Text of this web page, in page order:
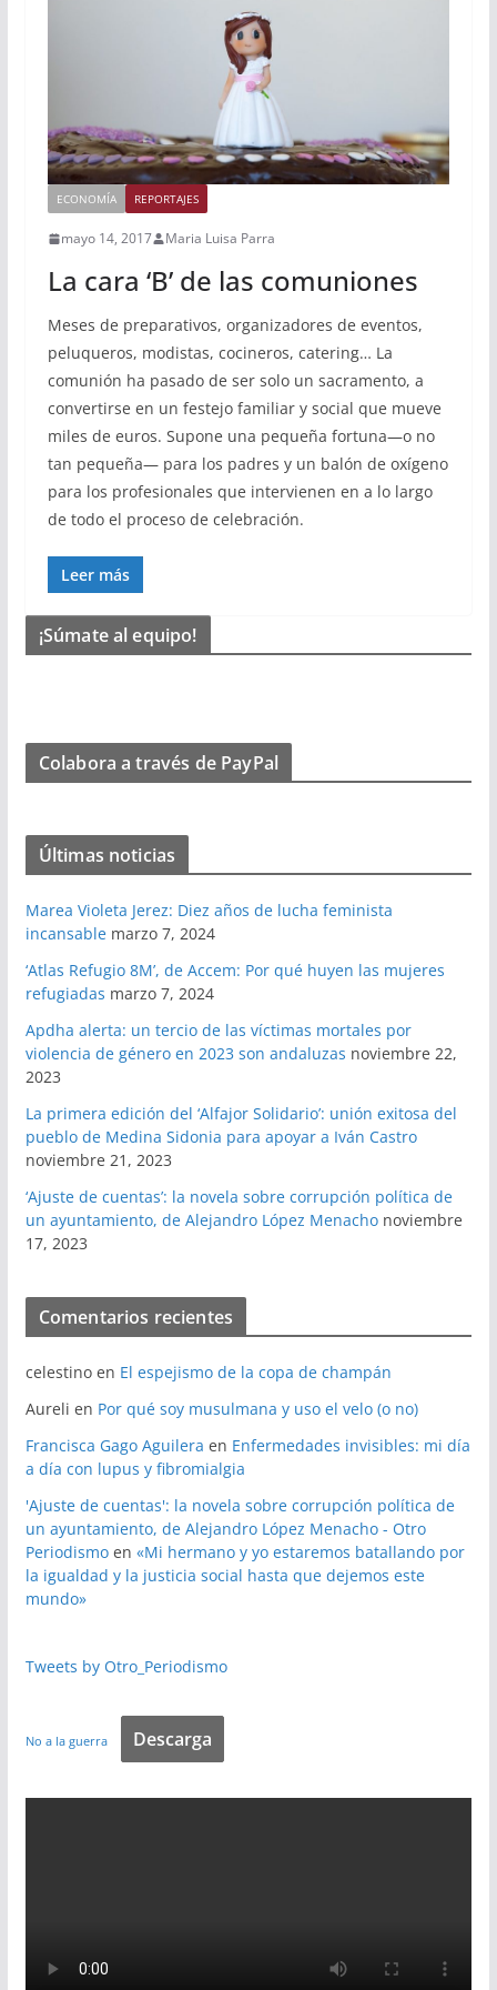
ECONOMÍA REPORTAJES
mayo 14, 2017 Maria Luisa Parra
La cara ‘B’ de las comuniones
Meses de preparativos, organizadores de eventos,
peluqueros, modistas, cocineros, catering… La
comunión ha pasado de ser solo un sacramento, a
convertirse en un festejo familiar y social que mueve
miles de euros. Supone una pequeña fortuna—o no
tan pequeña— para los padres y un balón de oxígeno
para los profesionales que intervienen en a lo largo
de todo el proceso de celebración.
Leer más
¡Súmate al equipo!
Colabora a través de PayPal
Últimas noticias
Marea Violeta Jerez: Diez años de lucha feminista
incansable marzo 7, 2024
‘Atlas Refugio 8M’, de Accem: Por qué huyen las mujeres
refugiadas marzo 7, 2024
Apdha alerta: un tercio de las víctimas mortales por
violencia de género en 2023 son andaluzas noviembre 22,
2023
La primera edición del ‘Alfajor Solidario’: unión exitosa del
pueblo de Medina Sidonia para apoyar a Iván Castro
noviembre 21, 2023
‘Ajuste de cuentas’: la novela sobre corrupción política de
un ayuntamiento, de Alejandro López Menacho noviembre
17, 2023
Comentarios recientes
celestinoen El espejismo de la copa de champán
Aureli en Por qué soy musulmana y uso el velo (o no)
Francisca Gago Aguilera en Enfermedades invisibles: mi día
a día con lupus y fibromialgia
'Ajuste de cuentas': la novela sobre corrupción política de
un ayuntamiento, de Alejandro López Menacho - Otro
Periodismoen «Mi hermano y yo estaremos batallando por
la igualdad y la justicia social hasta que dejemos este
mundo»
Tweets by Otro_Periodismo
No a la guerra Descarga